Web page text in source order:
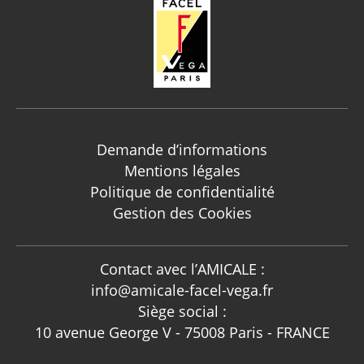
Demande d’informations
Mentions légales
Politique de confidentialité
Gestion des Cookies
Contact avec l’AMICALE :
info@amicale-facel-vega.fr
Siège social :
10 avenue George V - 75008 Paris - FRANCE